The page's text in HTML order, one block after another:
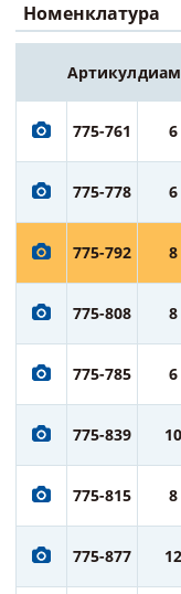
Номенклатура
Артикул
775-761 6
775-778 6
775-792 8
775-808 8
775-785 6
775-839 10
775-815 8
775-877 12